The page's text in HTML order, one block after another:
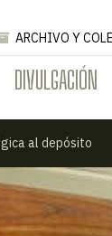
DIVULGACIÓN
ARCHIVO Y
al depósito